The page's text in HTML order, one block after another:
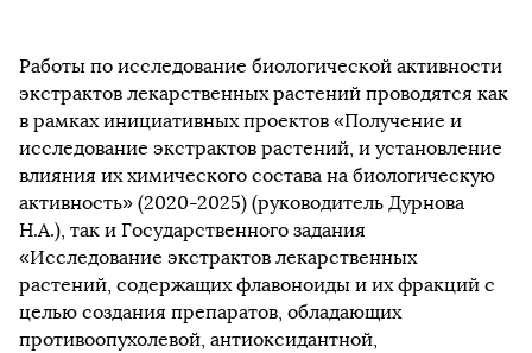
Работы по исследование биологической активности
экстрактов лекарственных растений проводятся как
в рамках инициативных проектов «Получение и
исследование экстрактов растений, и установление
влияния их химического состава на биологическую
активность» (2020-2025) (руководитель Дурнова
Н.А.), так и Государственного задания
«Исследование экстрактов лекарственных
растений, содержащих флавоноиды и их фракций с
целью создания препаратов, обладающих
противоопухолевой, антиоксидантной,